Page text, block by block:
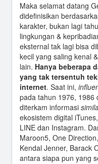
Maka selamat datang
didefinisikan
karakter, bukan lagi
lingkungan &
eksternal tak lagi bisa
kecil yang saling kenal
lain. Hanya beberapa
yang tak tersentuh
internet. Saat ini,
pada tahun 1976, 1986
diterkam informasi
ekosistem digital
LINE dan Instagram.
Maroon5, One
Kendal Jenner, Barack
antara siapa pun yang